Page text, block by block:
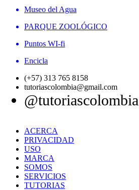
Museo del Agua
PARQUE ZOOLÓGICO
Puntos WI-fi
Encicla
(+57) 313 765 8158
tutoriascolombia@gmail.com
@tutoriascolombia
ACERCA
PRIVACIDAD
USO
MARCA
SOMOS
SERVICIOS
TUTORIAS